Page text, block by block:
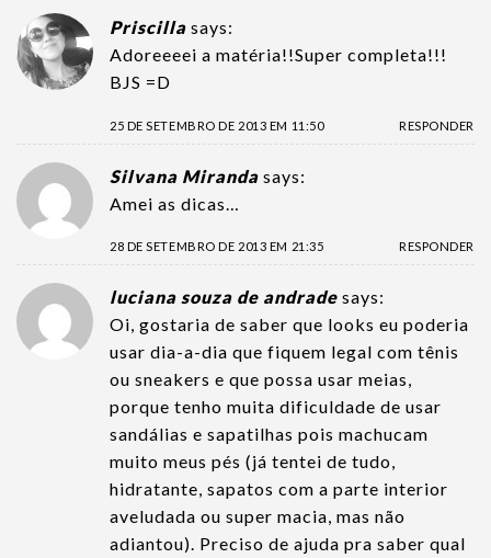
Priscilla says:
Adoreeeei a matéria!!Super completa!!!
BJS =D
25 DE SETEMBRO DE 2013 EM 11:50 RESPONDER
Silvana Miranda says:
Amei as dicas…
28 DE SETEMBRO DE 2013 EM 21:35 RESPONDER
luciana souza de andrade says:
Oi, gostaria de saber que looks eu poderia
usar dia-a-dia que fiquem legal com tênis
ou sneakers e que possa usar meias,
porque tenho muita dificuldade de usar
sandálias e sapatilhas pois machucam
muito meus pés (já tentei de tudo,
hidratante, sapatos com a parte interior
aveludada ou super macia, mas não
adiantou). Preciso de ajuda pra saber qual